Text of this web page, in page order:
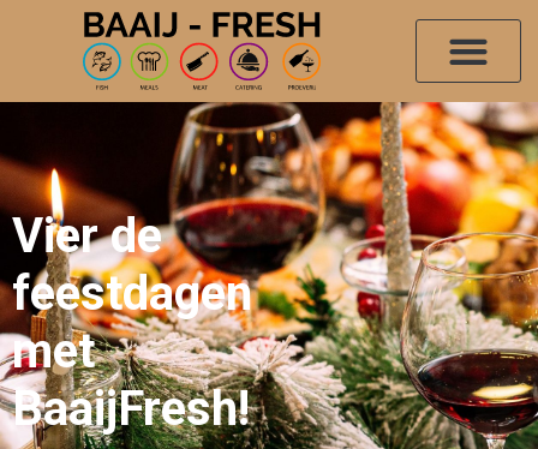
Vier de
feestdagen
met
BaaijFresh!